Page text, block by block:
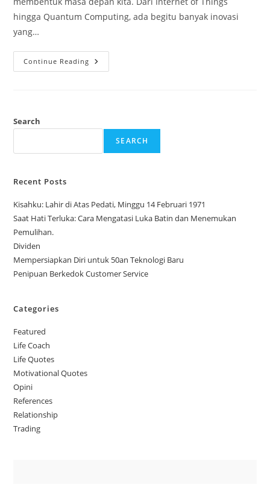
hingga Quantum Computing, ada begitu banyak inovasi
yang…
Continue Reading Mempersiapkan
Diri
Search
SEARCH
Recent Posts
Kisahku: Lahir di Atas Pedati, Minggu 14 Februari 1971
Saat Hati Terluka: Cara Mengatasi Luka Batin dan Menemukan
Pemulihan.
Dividen
Mempersiapkan Diri untuk 50an Teknologi Baru
Penipuan Berkedok Customer Service
Categories
Featured
Life Coach
Life Quotes
Motivational Quotes
Opini
References
Relationship
Trading